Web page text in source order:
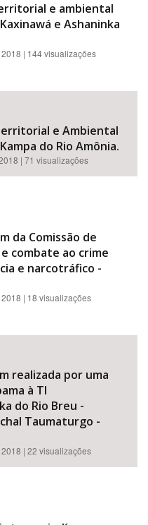
e ambiental
e Ashaninka
| 144 visualizações
e Ambiental
do Rio Amônia.
| 71 visualizações
da Comissão de
combate ao crime
e narcotráfico -
| 18 visualizações
realizada por uma
à TI
do Rio Breu -
Taumaturgo -
| 22 visualizações